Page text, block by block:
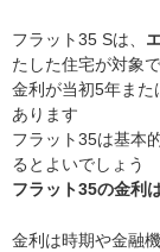
フラット35 Sは、
たした住宅が対象
金利が当初5年また
あります
フラット35は基本
るとよいでしょう
フラット35の金利
金利は時期や金融